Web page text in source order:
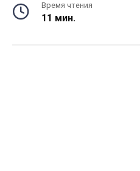
Время чтения
11 мин.